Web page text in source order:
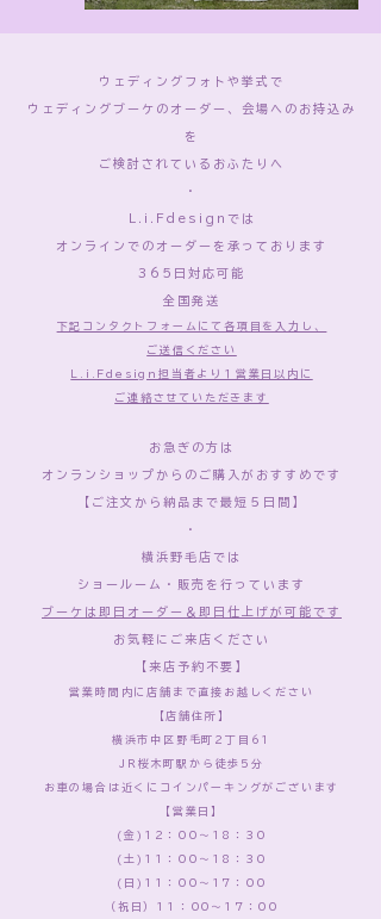
ウェディングフォトや挙式で
​ウェディングブーケのオーダー、会場へのお持込み
を
ご検討されているおふたりへ
・
L.i.Fdesignでは
オンラインでのオーダーを承っております
365日対応可能
全国発送
​下記コンタクトフォームにて各項目を入力し、
ご送信ください
L.i.Fdesign担当者より１営業日以内に
ご連絡させていただきます
お急ぎの方は
オンランショップからのご購入がおすすめです
​【ご注文から納品まで最短５日間】
​・
横浜野毛店では
ショールーム・販売を行っています
ブーケは​即日オーダー＆即日仕上げが可能です
お気軽にご来店ください
【来店予約不要】
​営業時間内に店舗まで直接お越しください
​【店舗住所】
横浜市中区野毛町2丁目61
​JR桜木町駅から徒歩5分
​お車の場合は近くにコインパーキングがございます
【営業日】
(金)12：00～18：30
(土)11：00～18：30
(日)11：00～17：00
（祝日）11：00～17：00